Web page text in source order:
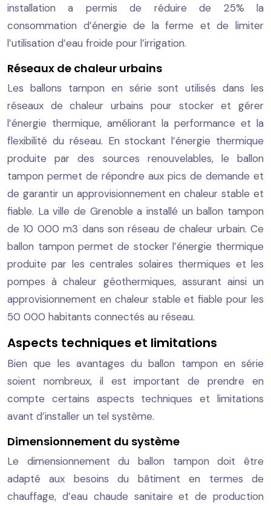
installation a permis de réduire de 25% la
consommation d’énergie de la ferme et de limiter
l’utilisation d’eau froide pour l’irrigation.
Réseaux de chaleur urbains
Les ballons tampon en série sont utilisés dans les
réseaux de chaleur urbains pour stocker et gérer
l’énergie thermique, améliorant la performance et la
flexibilité du réseau. En stockant l’énergie thermique
produite par des sources renouvelables, le ballon
tampon permet de répondre aux pics de demande et
de garantir un approvisionnement en chaleur stable et
fiable. La ville de Grenoble a installé un ballon tampon
de 10 000 m3 dans son réseau de chaleur urbain. Ce
ballon tampon permet de stocker l’énergie thermique
produite par les centrales solaires thermiques et les
pompes à chaleur géothermiques, assurant ainsi un
approvisionnement en chaleur stable et fiable pour les
50 000 habitants connectés au réseau.
Aspects techniques et limitations
Bien que les avantages du ballon tampon en série
soient nombreux, il est important de prendre en
compte certains aspects techniques et limitations
avant d’installer un tel système.
Dimensionnement du système
Le dimensionnement du ballon tampon doit être
adapté aux besoins du bâtiment en termes de
chauffage, d’eau chaude sanitaire et de production